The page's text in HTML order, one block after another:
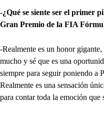
-¿Qué se siente ser el primer
Gran Premio de la FIA
-Realmente es un honor
mucho y sé que es una
siempre para seguir poniendo a
Realmente es una sensación
para contar toda la emoción que